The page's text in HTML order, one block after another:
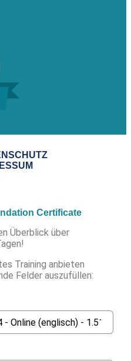
Certificate
Überblick über
Training anbieten
Felder auszufüllen: